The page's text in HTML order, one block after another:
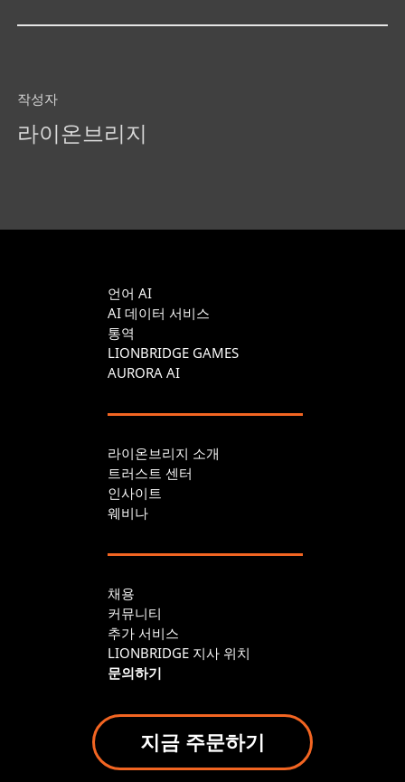
작성자
라이온브리지
언어 AI
AI 데이터 서비스
통역
LIONBRIDGE GAMES
AURORA AI
라이온브리지 소개
트러스트 센터
인사이트
웨비나
채용
커뮤니티
추가 서비스
LIONBRIDGE 지사 위치
문의하기
지금 주문하기